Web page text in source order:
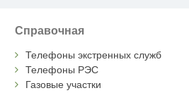
Справочная
Телефоны экстренных служб
Телефоны РЭС
Газовые участки